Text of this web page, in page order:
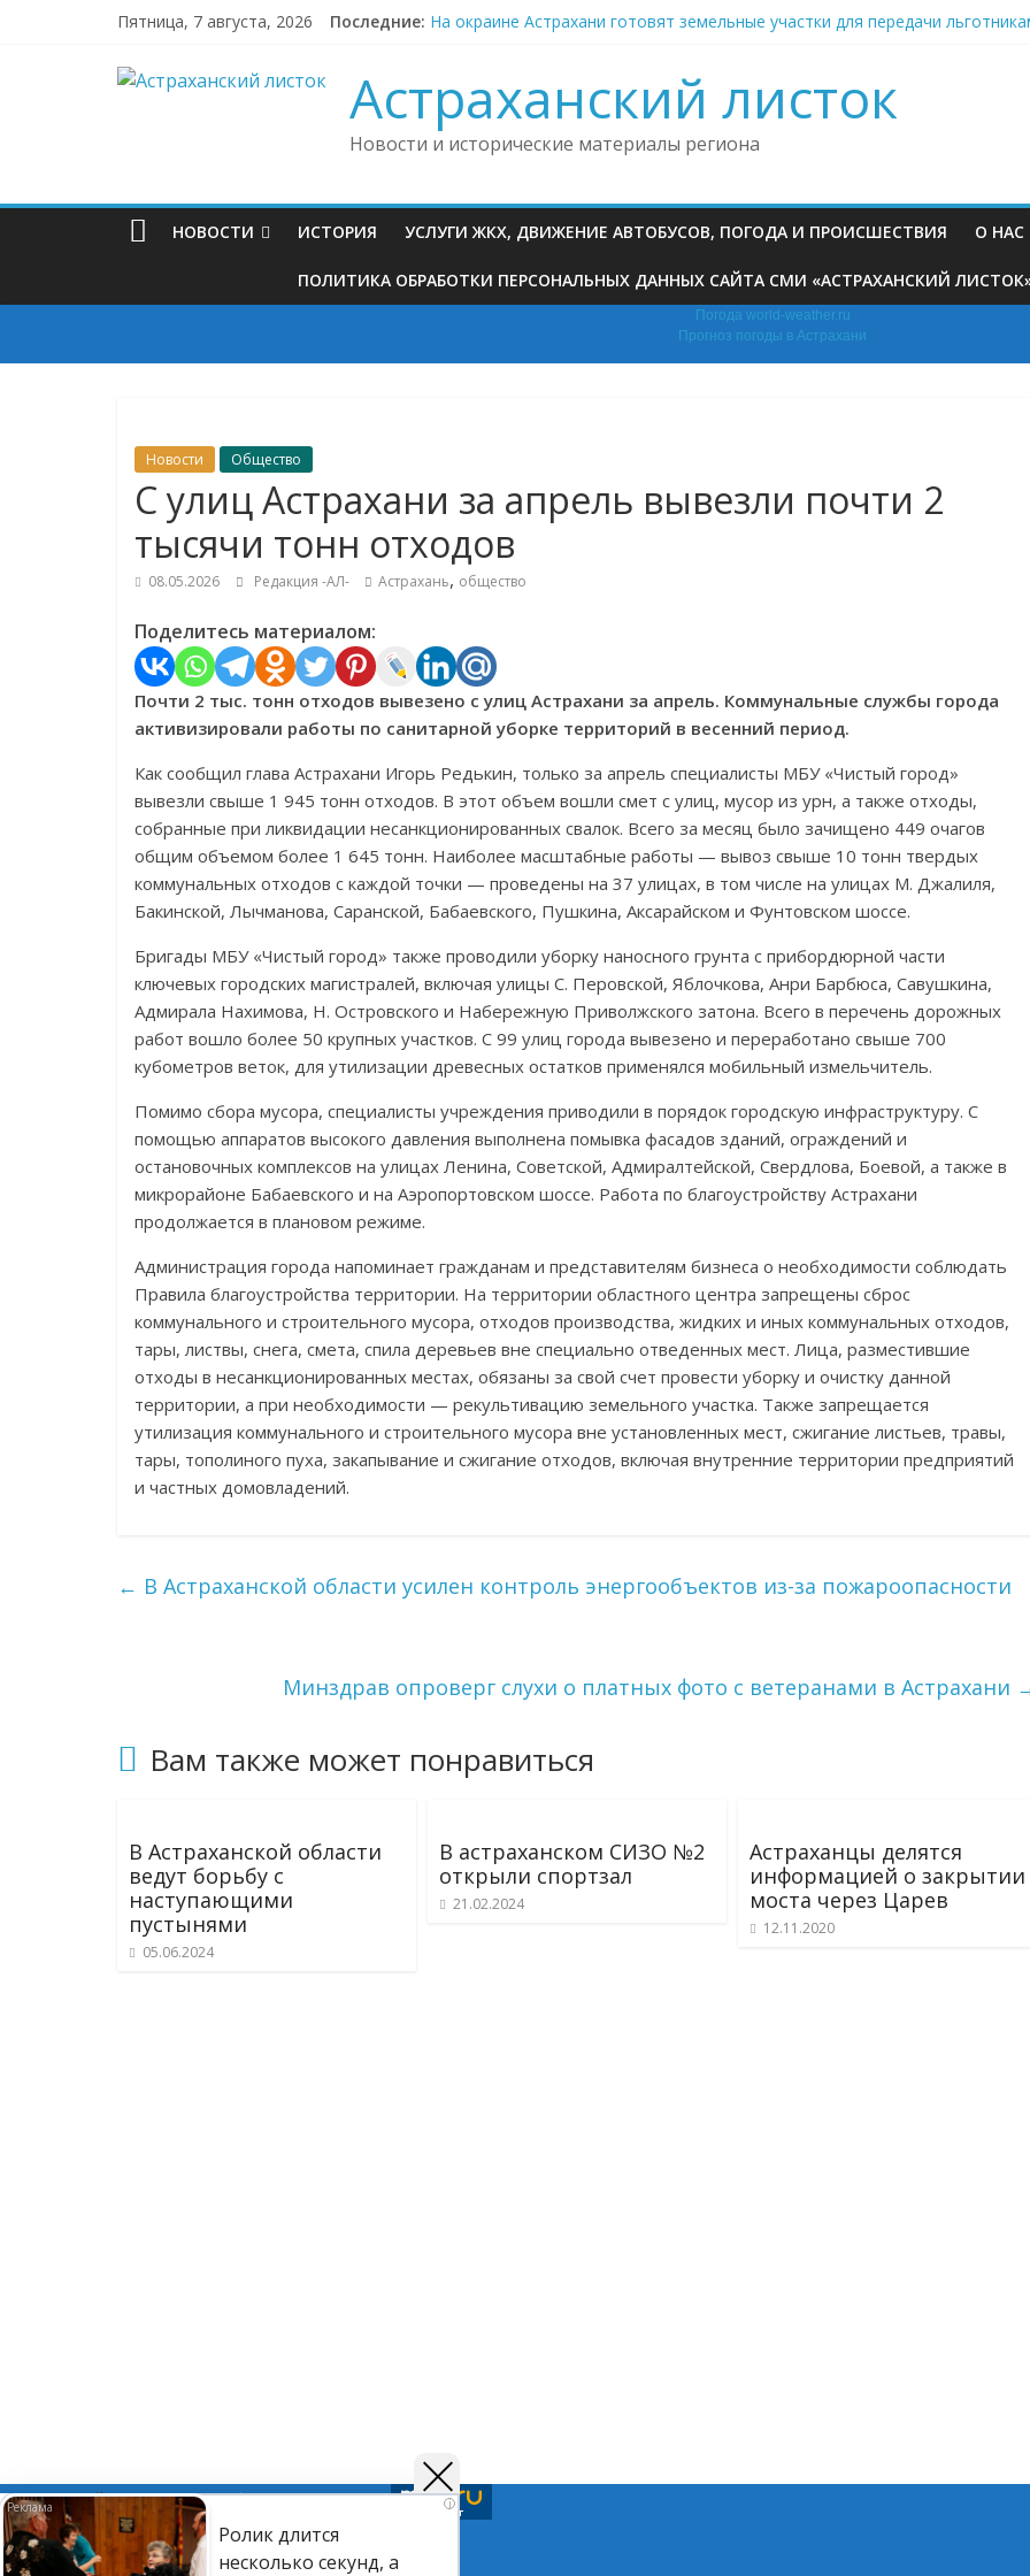
Пятница, 7 августа, 2026 Последние: На окраине Астрахани готовят земельные участки для передачи
В Астрахани устроят просмотр мультфильма под открытым небом
В Астрахани вслед за погибшим на пожаре младенцем умерли его брат и
Астраханский листок
Новости и исторические материалы региона
НОВОСТИ ИСТОРИЯ УСЛУГИ ЖКХ, ДВИЖЕНИЕ АВТОБУСОВ, ПОГОДА И ПРОИСШЕСТВИЯ О НАС
ПОЛИТИКА ОБРАБОТКИ ПЕРСОНАЛЬНЫХ ДАННЫХ САЙТА СМИ «АСТРАХАНСКИЙ ЛИСТОК»
Погода world-weather.ru
Прогноз погоды в Астрахани
Новости Общество
С улиц Астрахани за апрель вывезли почти 2
тысячи тонн отходов
08.05.2026 Редакция -АЛ- Астрахань, общество
Поделитесь материалом:
Почти 2 тыс. тонн отходов вывезено с улиц Астрахани за апрель. Коммунальные службы города
активизировали работы по санитарной уборке территорий в весенний период.
Как сообщил глава Астрахани Игорь Редькин, только за апрель специалисты МБУ «Чистый город»
вывезли свыше 1 945 тонн отходов. В этот объем вошли смет с улиц, мусор из урн, а также отходы,
собранные при ликвидации несанкционированных свалок. Всего за месяц было зачищено 449 очагов
общим объемом более 1 645 тонн. Наиболее масштабные работы — вывоз свыше 10 тонн твердых
коммунальных отходов с каждой точки — проведены на 37 улицах, в том числе на улицах М. Джалиля,
Бакинской, Лычманова, Саранской, Бабаевского, Пушкина, Аксарайском и Фунтовском шоссе.
Бригады МБУ «Чистый город» также проводили уборку наносного грунта с прибордюрной части
ключевых городских магистралей, включая улицы С. Перовской, Яблочкова, Анри Барбюса, Савушкина,
Адмирала Нахимова, Н. Островского и Набережную Приволжского затона. Всего в перечень дорожных
работ вошло более 50 крупных участков. С 99 улиц города вывезено и переработано свыше 700
кубометров веток, для утилизации древесных остатков применялся мобильный измельчитель.
Помимо сбора мусора, специалисты учреждения приводили в порядок городскую инфраструктуру. С
помощью аппаратов высокого давления выполнена помывка фасадов зданий, ограждений и
остановочных комплексов на улицах Ленина, Советской, Адмиралтейской, Свердлова, Боевой, а также в
микрорайоне Бабаевского и на Аэропортовском шоссе. Работа по благоустройству Астрахани
продолжается в плановом режиме.
Администрация города напоминает гражданам и представителям бизнеса о необходимости соблюдать
Правила благоустройства территории. На территории областного центра запрещены сброс
коммунального и строительного мусора, отходов производства, жидких и иных коммунальных отходов,
тары, листвы, снега, смета, спила деревьев вне специально отведенных мест. Лица, разместившие
отходы в несанкционированных местах, обязаны за свой счет провести уборку и очистку данной
территории, а при необходимости — рекультивацию земельного участка. Также запрещается
утилизация коммунального и строительного мусора вне установленных мест, сжигание листьев, травы,
тары, тополиного пуха, закапывание и сжигание отходов, включая внутренние территории предприятий
и частных домовладений.
← В Астраханской области усилен контроль энергообъектов из-за пожароопасности
Минздрав опроверг слухи о платных фото с ветеранами в Астрахани
Вам также может понравиться
В Астраханской области
ведут борьбу с
наступающими
пустынями
05.06.2024
В астраханском СИЗО №2
открыли спортзал
21.02.2024
Астраханцы делятся
информацией о закрытии
моста через Царев
12.11.2020
i
Ролик длится
несколько секунд, а
Подписывайтесь на нас вTelegram,ДзениВк